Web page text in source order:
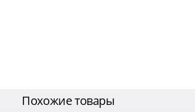
Похожие товары